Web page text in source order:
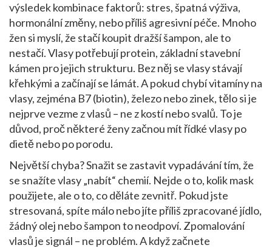
výsledek kombinace faktorů: stres, špatná výživa,
hormonální změny, nebo příliš agresivní péče. Mnoho
žen si myslí, že stačí koupit dražší šampon, ale to
nestačí. Vlasy potřebujíprotein, základní stavební
kámen pro jejich strukturu. Bez něj se vlasy stávají
křehkými a začínají se lámát. A pokud chybívitamíny na
vlasy, zejména B7 (biotin), železo nebo zinek, tělo si je
nejprve vezme z vlasů – ne z kostí nebo svalů. To je
důvod, proč některé ženy začnou mít řídké vlasy po
dietě nebo po porodu.
Největší chyba? Snažit se zastavit vypadávání tím, že
se snažíte vlasy „nabít“ chemií. Nejde o to, kolik mask
použijete, ale o to, co děláte zevnitř. Pokud jste
stresovaná, spíte málo nebo jíte příliš zpracované jídlo,
žádný olej nebo šampon to neodpoví. Zpomalování
vlasů je signál – ne problém. A když začnete